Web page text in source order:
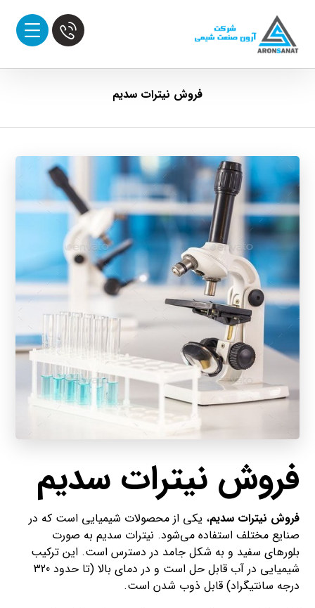
فروش نیترات سدیم
فروش نیترات سدیم
فروش نیترات سدیم، یکی از محصولات شیمیایی است که در
صنایع مختلف استفاده می‌شود. نیترات سدیم به صورت
بلورهای سفید و به شکل جامد در دسترس است. این ترکیب
شیمیایی در آب قابل حل است و در دمای بالا (تا حدود 320
درجه سانتیگراد) قابل ذوب شدن است.